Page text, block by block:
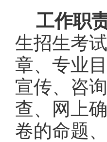
工作职
生招生考
章、专业
宣传、咨
查、网上
卷的命题